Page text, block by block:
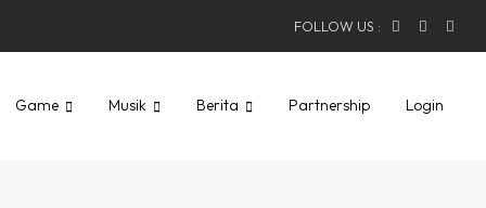
FOLLOW US :
Game Musik Berita Partnership Login